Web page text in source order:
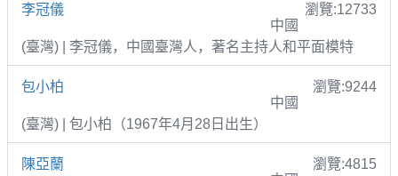
李冠儀
瀏覽:12733
中國
(臺灣) | 李冠儀，中國臺灣人，著名主持人和平面模特
包小柏
瀏覽:9244
中國
(臺灣) | 包小柏（1967年4月28日出生）
陳亞蘭
瀏覽:4815